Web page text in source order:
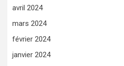
avril 2024
mars 2024
février 2024
janvier 2024